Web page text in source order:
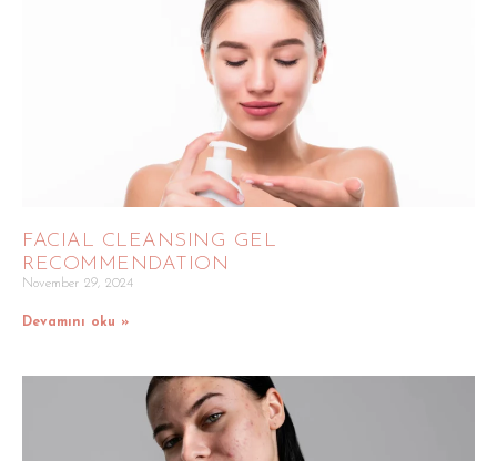
FACIAL CLEANSING GEL
RECOMMENDATION
November 29, 2024
Devamını oku »